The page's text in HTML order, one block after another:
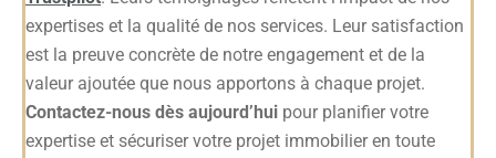
expertises et la qualité de nos services. Leur satisfaction
est la preuve concrète de notre engagement et de la
valeur ajoutée que nous apportons à chaque projet.
Contactez-nous dès aujourd’hui pour planifier votre
expertise et sécuriser votre projet immobilier en toute